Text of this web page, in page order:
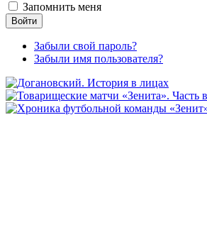
Запомнить меня
Забыли свой пароль?
Забыли имя пользователя?